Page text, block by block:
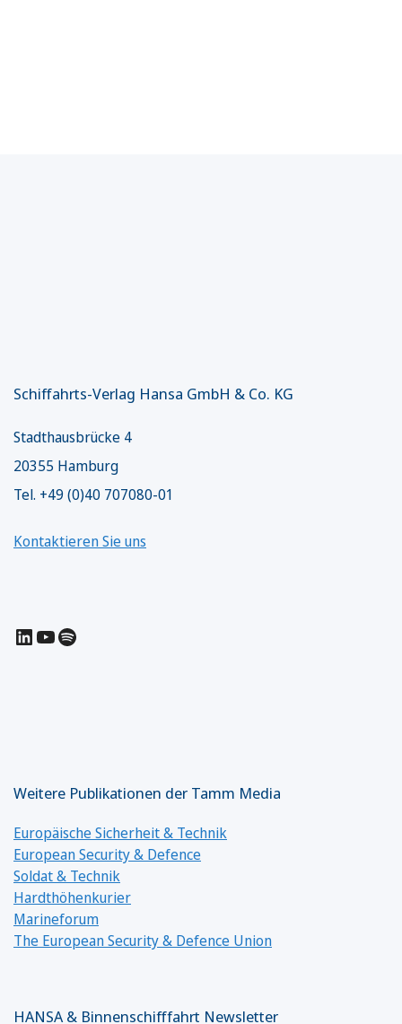
Schiffahrts-Verlag Hansa GmbH & Co. KG
Stadthausbrücke 4
20355 Hamburg
Tel. +49 (0)40 707080-01
Kontaktieren Sie uns
LinkedIn
YouTube
Spotify
Weitere Publikationen der Tamm Media
Europäische Sicherheit & Technik
European Security & Defence
Soldat & Technik
Hardthöhenkurier
Marineforum
The European Security & Defence Union
HANSA & Binnenschifffahrt Newsletter